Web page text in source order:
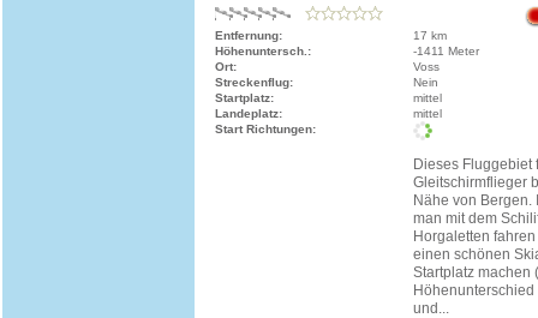
Entfernung:
17 km
Höhenuntersch.:
-1411 Meter
Ort:
Voss
Streckenflug:
Nein
Startplatz:
mittel
Landeplatz:
mittel
Start Richtungen:
Dieses Fluggebiet
Gleitschirmflieger
Nähe von Bergen.
man mit dem
Horgaletten
einen schönen
Startplatz machen
und...